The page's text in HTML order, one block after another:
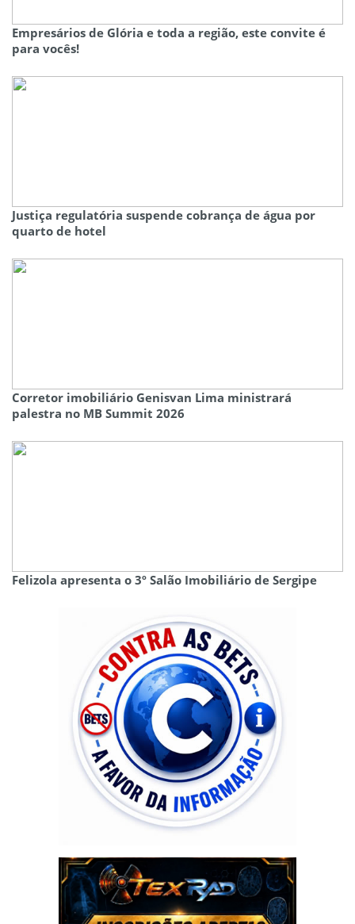
Empresários de Glória e toda a região, este convite é
para vocês!
Justiça regulatória suspende cobrança de água por
quarto de hotel
Corretor imobiliário Genisvan Lima ministrará
palestra no MB Summit 2026
Felizola apresenta o 3º Salão Imobiliário de Sergipe